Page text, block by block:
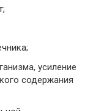
усиление
содержания